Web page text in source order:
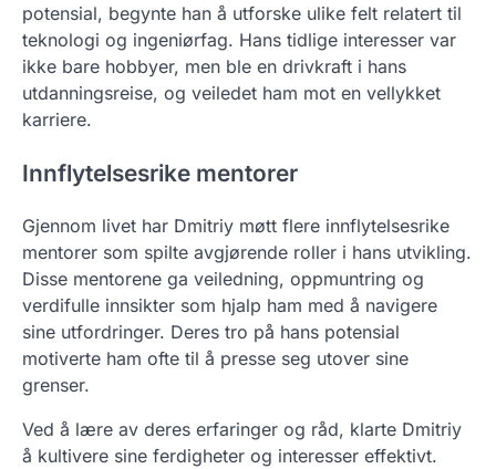
potensial, begynte han å utforske ulike felt relatert til
teknologi og ingeniørfag. Hans tidlige interesser var
ikke bare hobbyer, men ble en drivkraft i hans
utdanningsreise, og veiledet ham mot en vellykket
karriere.
Innflytelsesrike mentorer
Gjennom livet har Dmitriy møtt flere innflytelsesrike
mentorer som spilte avgjørende roller i hans utvikling.
Disse mentorene ga veiledning, oppmuntring og
verdifulle innsikter som hjalp ham med å navigere
sine utfordringer. Deres tro på hans potensial
motiverte ham ofte til å presse seg utover sine
grenser.
Ved å lære av deres erfaringer og råd, klarte Dmitriy
å kultivere sine ferdigheter og interesser effektivt.